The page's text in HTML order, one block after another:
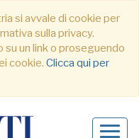
si avvale di cookie per
sulla privacy.
su un link o proseguendo
cookie. Clicca qui per